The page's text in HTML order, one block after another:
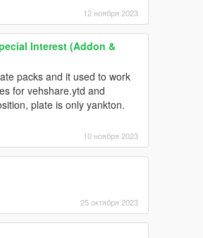
12 ноября 2023
Interest (Addon &
packs and it used to work
for vehshare.ytd and
plate is only yankton.
10 ноября 2023
25 октября 2023